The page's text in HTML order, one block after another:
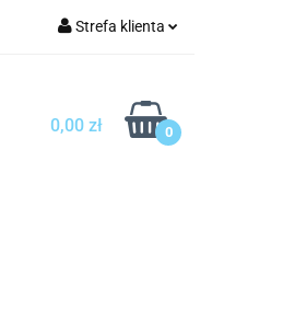
Strefa klienta
Zarejestruj się
Dodaj zgłoszenie
0,00 zł 0